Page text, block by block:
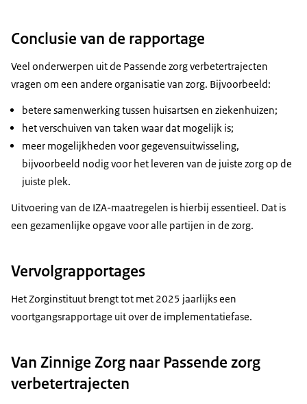
Conclusie van de rapportage
Veel onderwerpen uit de Passende zorg verbetertrajecten
vragen om een andere organisatie van zorg. Bijvoorbeeld:
betere samenwerking tussen huisartsen en ziekenhuizen;
het verschuiven van taken waar dat mogelijk is;
meer mogelijkheden voor gegevensuitwisseling,
bijvoorbeeld nodig voor het leveren van de juiste zorg op de
juiste plek.
Uitvoering van de IZA-maatregelen is hierbij essentieel. Dat is
een gezamenlijke opgave voor alle partijen in de zorg.
Vervolgrapportages
Het Zorginstituut brengt tot met 2025 jaarlijks een
voortgangsrapportage uit over de implementatiefase.
Van Zinnige Zorg naar Passende zorg
verbetertrajecten